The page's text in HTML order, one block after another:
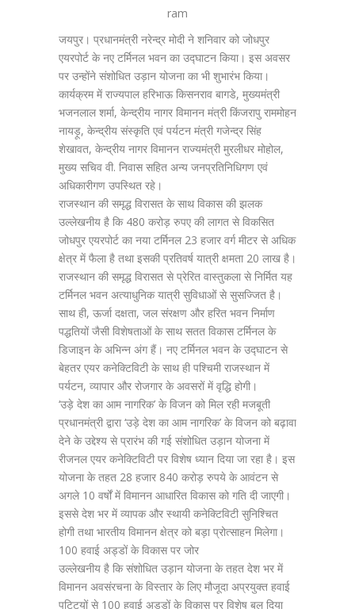
ram
जयपुर। प्रधानमंत्री नरेन्द्र मोदी ने शनिवार को जोधपुर
एयरपोर्ट के नए टर्मिनल भवन का उद्घाटन किया। इस अवसर
पर उन्होंने संशोधित उड़ान योजना का भी शुभारंभ किया।
कार्यक्रम में राज्यपाल हरिभाऊ किसनराव बागडे, मुख्यमंत्री
भजनलाल शर्मा, केन्द्रीय नागर विमानन मंत्री किंजरापु राममोहन
नायड़ू, केन्द्रीय संस्कृति एवं पर्यटन मंत्री गजेन्द्र सिंह
शेखावत, केन्द्रीय नागर विमानन राज्यमंत्री मुरलीधर मोहोल,
मुख्य सचिव वी. निवास सहित अन्य जनप्रतिनिधिगण एवं
अधिकारीगण उपस्थित रहे।
राजस्थान की समृद्ध विरासत के साथ विकास की झलक
उल्लेखनीय है कि 480 करोड़ रुपए की लागत से विकसित
जोधपुर एयरपोर्ट का नया टर्मिनल 23 हजार वर्ग मीटर से अधिक
क्षेत्र में फैला है तथा इसकी प्रतिवर्ष यात्री क्षमता 20 लाख है।
राजस्थान की समृद्ध विरासत से प्रेरित वास्तुकला से निर्मित यह
टर्मिनल भवन अत्याधुनिक यात्री सुविधाओं से सुसज्जित है।
साथ ही, ऊर्जा दक्षता, जल संरक्षण और हरित भवन निर्माण
पद्धतियों जैसी विशेषताओं के साथ सतत विकास टर्मिनल के
डिजाइन के अभिन्न अंग हैं। नए टर्मिनल भवन के उद्घाटन से
बेहतर एयर कनेक्टिविटी के साथ ही पश्चिमी राजस्थान में
पर्यटन, व्यापार और रोजगार के अवसरों में वृद्धि होगी।
‘उड़े देश का आम नागरिक’ के विजन को मिल रही मजबूती
प्रधानमंत्री द्वारा ‘उड़े देश का आम नागरिक’ के विजन को बढ़ावा
देने के उद्देश्य से प्रारंभ की गई संशोधित उड़ान योजना में
रीजनल एयर कनेक्टिविटी पर विशेष ध्यान दिया जा रहा है। इस
योजना के तहत 28 हजार 840 करोड़ रुपये के आवंटन से
अगले 10 वर्षों में विमानन आधारित विकास को गति दी जाएगी।
इससे देश भर में व्यापक और स्थायी कनेक्टिविटी सुनिश्चित
होगी तथा भारतीय विमानन क्षेत्र को बड़ा प्रोत्साहन मिलेगा।
100 हवाई अड्डों के विकास पर जोर
उल्लेखनीय है कि संशोधित उड़ान योजना के तहत देश भर में
विमानन अवसंरचना के विस्तार के लिए मौजूदा अप्रयुक्त हवाई
पट्टियों से 100 हवाई अड्डों के विकास पर विशेष बल दिया